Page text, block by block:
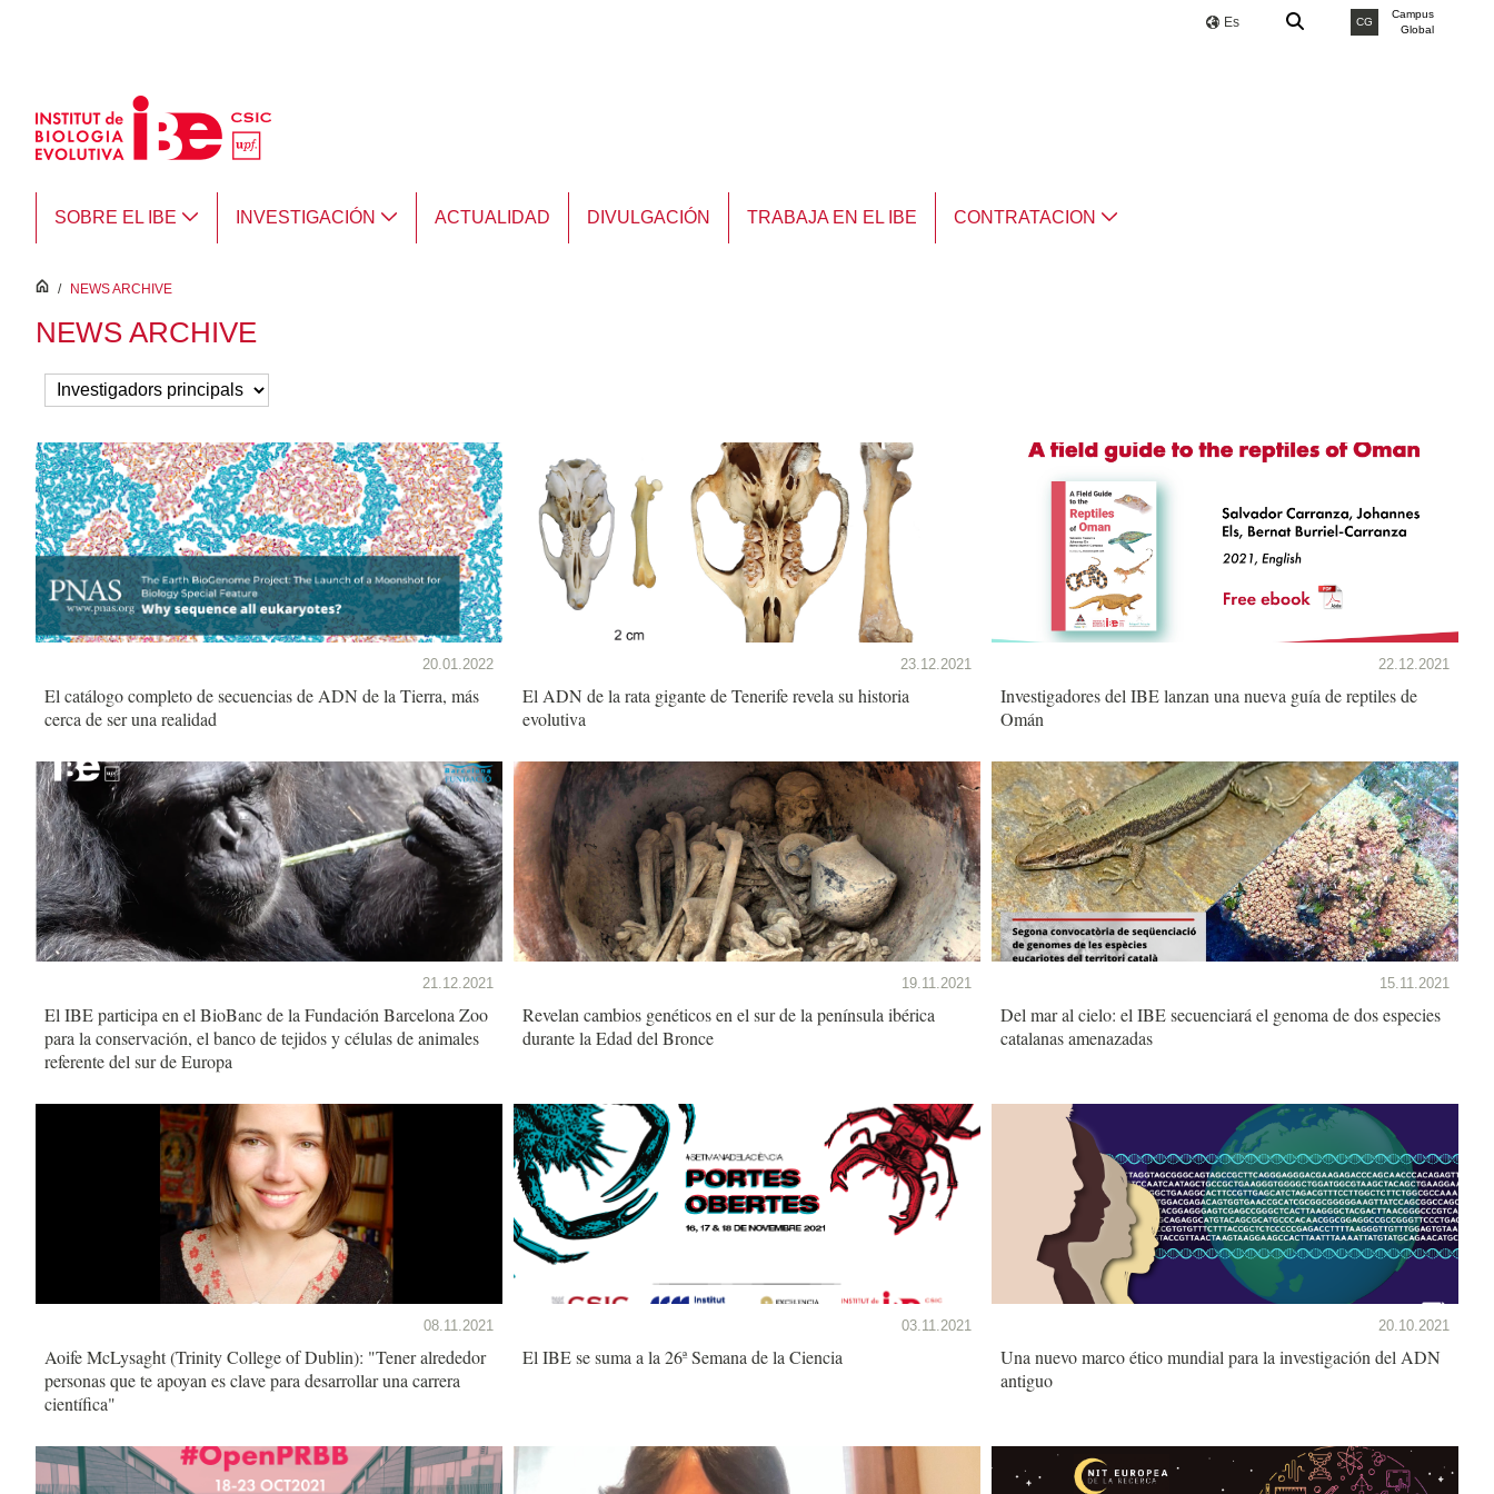
Es CG
Campus
Global
SOBRE EL IBE INVESTIGACIÓN ACTUALIDAD DIVULGACIÓN TRABAJA EN EL IBE CONTRATACION
inici
/ NEWS ARCHIVE
NEWS ARCHIVE
20.01.2022
El catálogo completo de secuencias de ADN de la Tierra, más
cerca de ser una realidad
23.12.2021
El ADN de la rata gigante de Tenerife revela su historia
evolutiva
22.12.2021
Investigadores del IBE lanzan una nueva guía de reptiles de
Omán
21.12.2021
El IBE participa en el BioBanc de la Fundación Barcelona Zoo
para la conservación, el banco de tejidos y células de animales
referente del sur de Europa
19.11.2021
Revelan cambios genéticos en el sur de la península ibérica
durante la Edad del Bronce
15.11.2021
Del mar al cielo: el IBE secuenciará el genoma de dos especies
catalanas amenazadas
08.11.2021
Aoife McLysaght (Trinity College of Dublin): "Tener alrededor
personas que te apoyan es clave para desarrollar una carrera
científica"
03.11.2021
El IBE se suma a la 26ª Semana de la Ciencia
20.10.2021
Una nuevo marco ético mundial para la investigación del ADN
antiguo